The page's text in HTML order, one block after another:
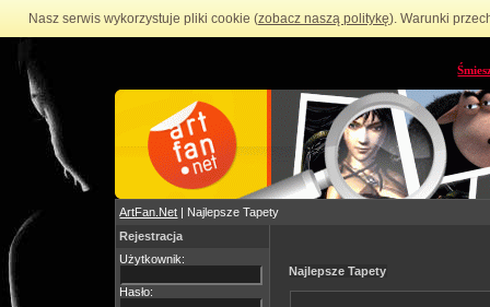
Nasz serwis wykorzystuje pliki cookie (zobacz naszą politykę). Warunki
ArtFan.Net | Najlepsze Tapety
Rejestracja
Użytkownik:
Hasło:
Najlepsze Tapety